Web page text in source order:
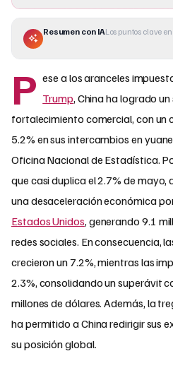
Resumen con IALos puntos clave
P ese a los aranceles
Trump, China ha logrado
fortalecimiento comercial, con un
5.2% en sus intercambios en
Oficina Nacional de Estadística.
que casi duplica el 2.7% de
una desaceleración económica
Estados Unidos, generando 9.1
redes sociales. En consecuencia,
crecieron un 7.2%, mientras las
2.3%, consolidando un superávit
millones de dólares. Además, la
ha permitido a China redirigir sus
su posición global.